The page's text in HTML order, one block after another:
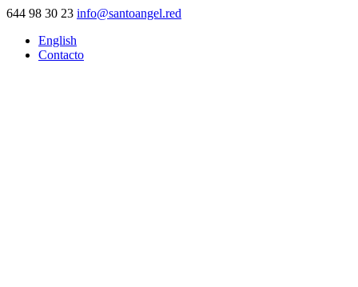
644 98 30 23 info@santoangel.red
English
Contacto